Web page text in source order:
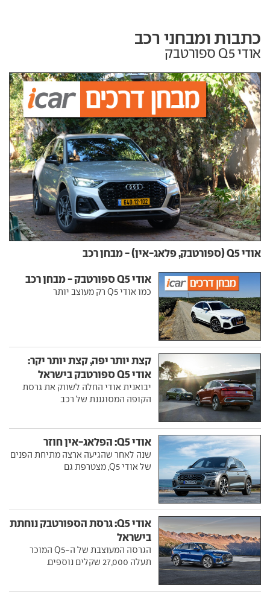
כתבות ומבחני רכב
אודי Q5 ספורטבק
אודי Q5 (ספורטבק, פלאג-אין) - מבחן רכב
אודי Q5 ספורטבק - מבחן רכב
כמו אודי Q5 רק מעוצב יותר
קצת יותר יפה, קצת יותר יקר:
אודי Q5 ספורטבק בישראל
יבואנית אודי החלה לשווק את גרסת
הקופה המסוגננת של רכב
אודי Q5: הפלאג-אין חוזר
שנה לאחר שהגיעה ארצה מתיחת הפנים
של אודי Q5, מצטרפת גם
אודי Q5: גרסת הספורטבק נוחתת
בישראל
הגרסה המעוצבת של ה-Q5 המוכר
תעלה 27,000 שקלים נוספים.